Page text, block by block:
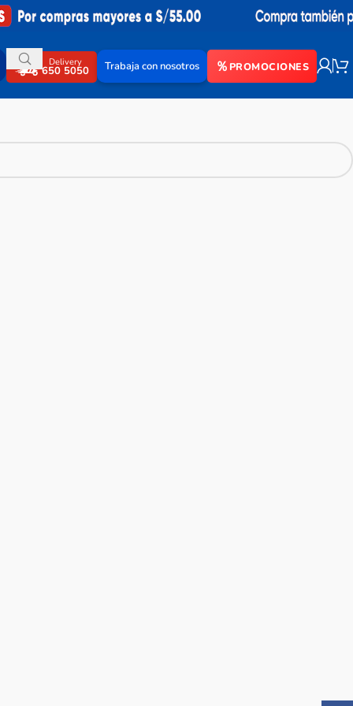
Delivery
650 5050 Trabaja con nosotros PROMOCIONES